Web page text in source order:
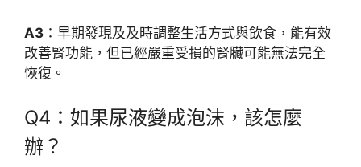
A3 ：早期發現及及時調整生活方式與飲食，能有效
改善腎功能，但已經嚴重受損的腎臟可能無法完全
恢復。
Q4：如果尿液變成泡沫，該怎麼
辦？